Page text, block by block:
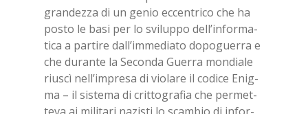
gran­dez­za di un ge­nio ec­cen­tri­co che ha
po­sto le basi per lo svi­lup­po del­l’in­for­ma­
ti­ca a par­ti­re dal­l’im­me­dia­to do­po­guer­ra e
che du­ran­te la Se­con­da Guer­ra mon­dia­le
riu­scì nel­l’im­pre­sa di vio­la­re il co­di­ce Enig­
ma – il si­ste­ma di crit­to­gra­fia che per­met­
te­va ai mi­li­ta­ri na­zi­sti lo scam­bio di in­for­